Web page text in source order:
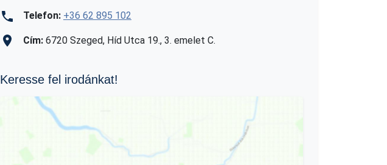
Telefon: +36 62 895 102
Cím: 6720 Szeged, Híd Utca 19., 3. emelet C.
Keresse fel irodánkat!